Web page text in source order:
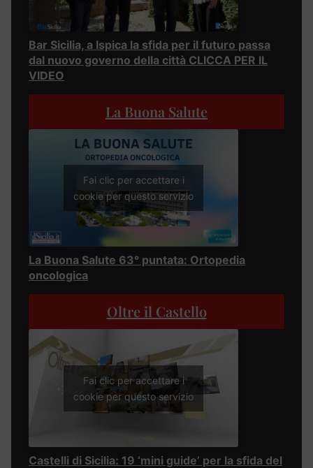
Bar Sicilia, a Ispica la sfida per il futuro passa
dal nuovo governo della città CLICCA PER IL
VIDEO
La Buona Salute
Fai clic per accettare i
cookie per questo servizio
La Buona Salute 63° puntata: Ortopedia
oncologica
Oltre il Castello
Fai clic per accettare i
cookie per questo servizio
Castelli di Sicilia: 19 ‘mini guide’ per la sfida del